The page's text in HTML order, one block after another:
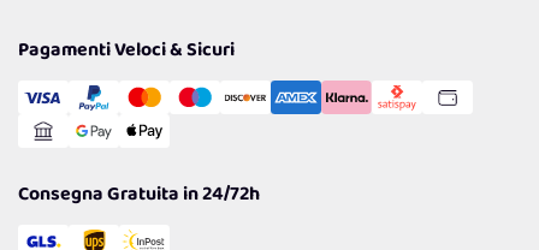
Cookie Policy
Gestisci Cookie
Reso Facile e Veloce
Pagamenti Veloci & Sicuri
Consegna Gratuita in 24/72h